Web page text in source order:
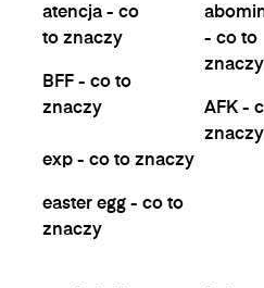
atencja - co
to znaczy
BFF - co to
znaczy
- co to
znaczy
AFK -
znaczy
exp - co to znaczy
easter egg - co to
znaczy